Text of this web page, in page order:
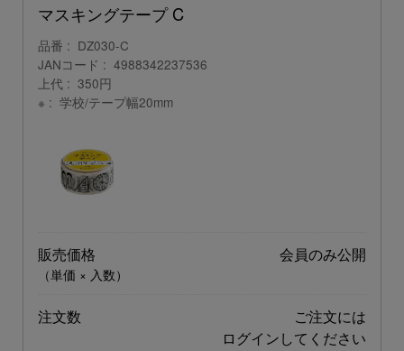
マスキングテープ C
品番
DZ030-C
JANコード
4988342237536
上代
350円
※
学校/テープ幅20mm
販売価格
（単価 × 入数）
会員のみ公開
注文数
ご注文には
ログインしてください